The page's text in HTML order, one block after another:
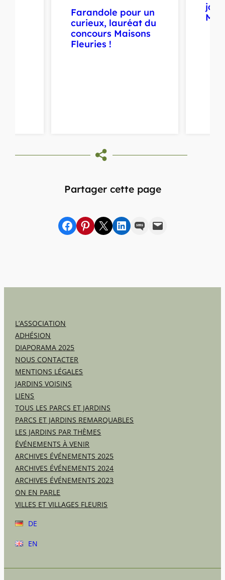
Farandole pour un
curieux, lauréat du
concours Maisons
Fleuries !
Partager cette page
Partager sur Facebook
sur Pinterest
sur X sur LinkedIn
par SMSpar e-mail
L’ASSOCIATION
ADHÉSION
DIAPORAMA 2025
NOUS CONTACTER
MENTIONS LÉGALES
JARDINS VOISINS
LIENS
TOUS LES PARCS ET JARDINS
PARCS ET JARDINS REMARQUABLES
LES JARDINS PAR THÈMES
ÉVÉNEMENTS À VENIR
ARCHIVES ÉVÉNEMENTS 2025
ARCHIVES ÉVÉNEMENTS 2024
ARCHIVES ÉVÉNEMENTS 2023
ON EN PARLE
VILLES ET VILLAGES FLEURIS
DE
EN